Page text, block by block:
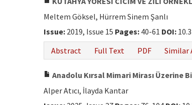
Meltem Göksel, Hürrem Sinem Şanlı
Issue: 2019, Issue 15 Pages: 40-61 DOI:
Abstract
Full Text PDF Similar
Anadolu Kırsal Mimari Mirası Üzerine
Alper Atıcı, İlayda Kantar